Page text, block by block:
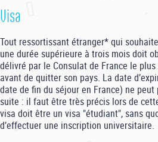
Visa
Tout ressortissant étranger* qui
une durée supérieure à trois mois doit
délivré par le Consulat de France le
avant de quitter son pays. La date
date de fin du séjour en France) ne
suite : il faut être très précis lors de
visa doit être un visa "étudiant", sans
d’effectuer une inscription universitaire.